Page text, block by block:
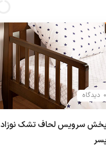
0 دیدگاه
سرویس لحاف تشک نوزاد